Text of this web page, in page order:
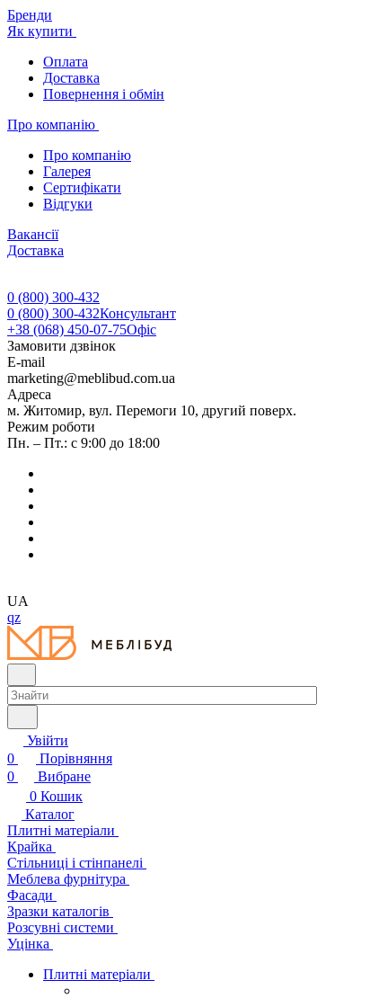
Бренди
Як купити
Оплата
Доставка
Повернення і обмін
Про компанію
Про компанію
Галерея
Сертифікати
Відгуки
Вакансії
Доставка
0 (800) 300-432
0 (800) 300-432Консультант
+38 (068) 450-07-75Офіс
Замовити дзвінок
E-mail
marketing@meblibud.com.ua
Адреса
м. Житомир, вул. Перемоги 10, другий поверх.
Режим роботи
Пн. – Пт.: с 9:00 до 18:00
UA
qz
Увійти
0
Порівняння
0
Вибране
0 Кошик
Каталог
Плитні матеріали
Крайка
Стільниці і стінпанелі
Меблева фурнітура
Фасади
Зразки каталогів
Розсувні системи
Уцінка
Плитні матеріали